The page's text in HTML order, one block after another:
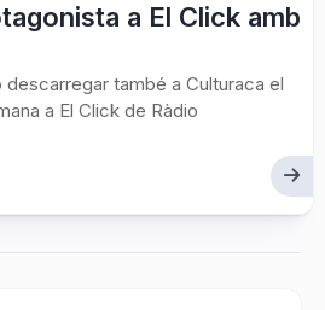
a El Click amb
també a Culturaca el
a El Click de Ràdio